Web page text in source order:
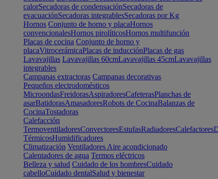
calorSecadoras de condensaciónSecadoras de
evacuaciónSecadoras integrablesSecadoras por Kg
Hornos Conjunto de horno y placaHornos
convencionalesHornos pirolíticosHornos multifunción
Placas de cocina Conjunto de horno y
placaVitrocerámicaPlacas de inducciónPlacas de gas
Lavavajillas Lavavajillas 60cmLavavajillas 45cmLavavajillas
integrables
Campanas extractoras Campanas decorativas
Pequeños electrodomésticos
MicroondasFreidorasAspiradoresCafeterasPlanchas de
asarBatidorasAmasadoresRobots de CocinaBalanzas de
CocinaTostadoras
Calefacción
TermoventiladoresConvectoresEstufasRadiadoresCalefactores
TérmicosHumidificadores
Climatización Ventiladores Aire acondicionado
Calentadores de agua Termos eléctricos
Belleza y salud Cuidado de los hombresCuidado
cabelloCuidado dentalSalud y bienestar